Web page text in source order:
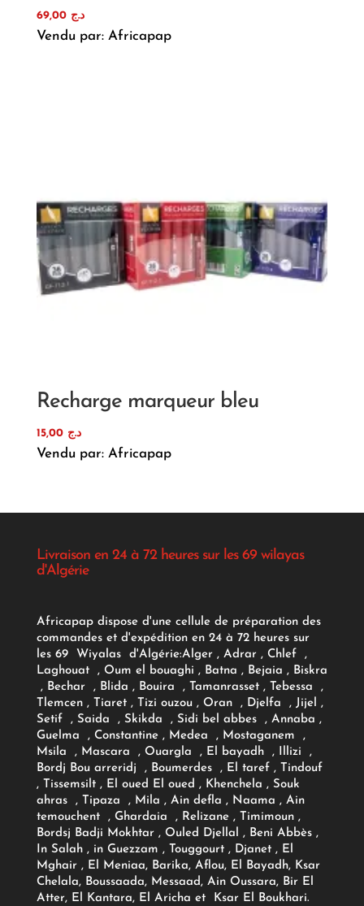
د.ج 69,00
Vendu par: Africapap
Recharge marqueur bleu
د.ج 15,00
Vendu par: Africapap
Livraison en 24 à 72 heures sur les 69 wilayas
d'Algérie
Africapap dispose d'une cellule de préparation des
commandes et d'expédition en 24 à 72 heures sur
les 69 Wiyalas d'Algérie:Alger , Adrar, Chlef ,
Laghouat , Oum el bouaghi , Batna , Bejaia , Biskra
, Bechar , Blida , Bouira , Tamanrasset , Tebessa ,
Tlemcen , Tiaret , Tizi ouzou , Oran , Djelfa , Jijel ,
Setif , Saida , Skikda , Sidi bel abbes , Annaba ,
Guelma , Constantine , Medea , Mostaganem ,
Msila , Mascara , Ouargla , El bayadh , Illizi ,
Bordj Bou arreridj , Boumerdes , El taref , Tindouf
, Tissemsilt , El oued El oued , Khenchela , Souk
ahras , Tipaza , Mila , Ain defla , Naama , Ain
temouchent , Ghardaia , Relizane , Timimoun ,
Bordsj Badji Mokhtar , Ouled Djellal , Beni Abbès ,
In Salah , in Guezzam , Touggourt , Djanet , El
Mghair , El Meniaa, Barika, Aflou, El Bayadh, Ksar
Chelala, Boussaada, Messaad, Ain Oussara, Bir El
Atter, El Kantara, El Aricha et Ksar El Boukhari.